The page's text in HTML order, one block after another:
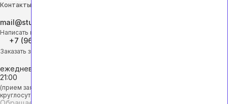
Контакты
mail@studhelp-online.ru
Написать на почту
+7 (968) 453-29-88
Заказать звонок
ежедневно с 9:00 до
21:00
(прием заявок
круглосуточно)